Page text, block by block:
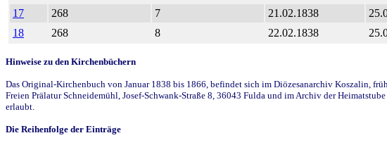
17
268 7 21.02.1838
18
268 8 22.02.1838
Hinweise zu den Kirchenbüchern
Das Original-Kirchenbuch von Januar 1838 bis 1866, befindet sich im Diözesanarchiv Koszalin,
Freien Prälatur Schneidemühl, Josef-Schwank-Straße 8, 36043 Fulda und im Archiv der
erlaubt.
Die Reihenfolge der Einträge